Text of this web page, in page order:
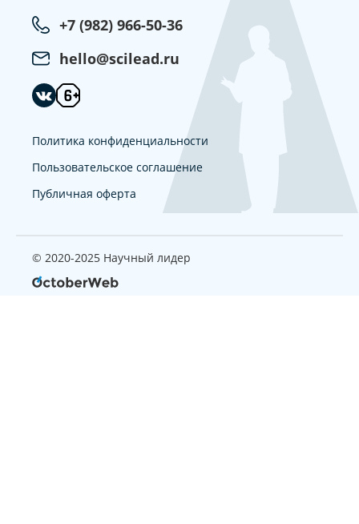
+7 (982) 966-50-36
hello@scilead.ru
Политика конфиденциальности
Пользовательское соглашение
Публичная оферта
© 2020-2025 Научный лидер